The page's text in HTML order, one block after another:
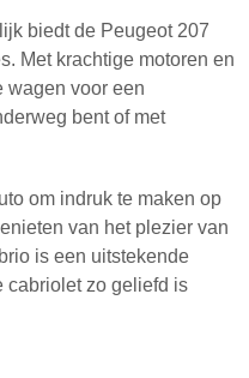
biedt de Peugeot 207
Met krachtige motoren en
wagen voor een
bent of met
om indruk te maken op
van het plezier van
is een uitstekende
cabriolet zo geliefd is